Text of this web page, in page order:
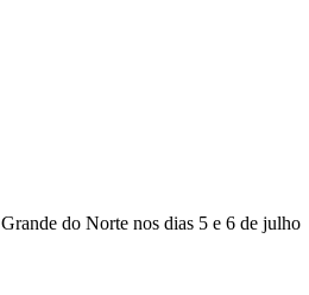
do Norte nos dias 5 e 6 de julho